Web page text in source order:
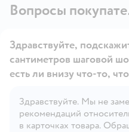
Вопросы
Здравствуйте,
сантиметров шаговой
есть ли внизу что-то,
Здравствуйте. Мы не
рекомендаций
в карточках товара.